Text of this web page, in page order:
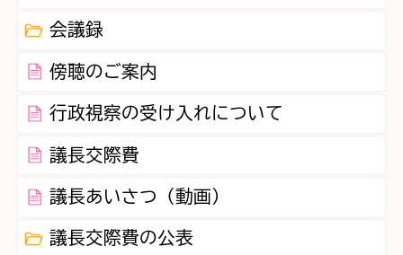
会議録
傍聴のご案内
行政視察の受け入れについて
議長交際費
議長あいさつ（動画）
議長交際費の公表